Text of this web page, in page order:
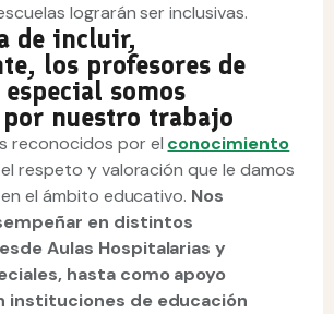
lograrán ser inclusivas.
de incluir,
los profesores de
somos
nuestro trabajo
reconocidos por el conocimiento
respeto y valoración que le damos
el ámbito educativo. Nos
en distintos
Aulas Hospitalarias y
hasta como apoyo
instituciones de educación